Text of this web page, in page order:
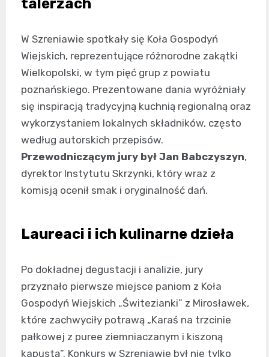
talerzach
W Szreniawie spotkały się Koła Gospodyń
Wiejskich, reprezentujące różnorodne zakątki
Wielkopolski, w tym pięć grup z powiatu
poznańskiego. Prezentowane dania wyróżniały
się inspiracją tradycyjną kuchnią regionalną oraz
wykorzystaniem lokalnych składników, często
według autorskich przepisów.
Przewodniczącym jury był Jan Babczyszyn,
dyrektor Instytutu Skrzynki, który wraz z
komisją ocenił smak i oryginalność dań.
Laureaci i ich kulinarne dzieła
Po dokładnej degustacji i analizie, jury
przyznało pierwsze miejsce paniom z Koła
Gospodyń Wiejskich „Świtezianki” z Mirosławek,
które zachwyciły potrawą „Karaś na trzcinie
pałkowej z puree ziemniaczanym i kiszoną
kapustą”. Konkurs w Szreniawie był nie tylko